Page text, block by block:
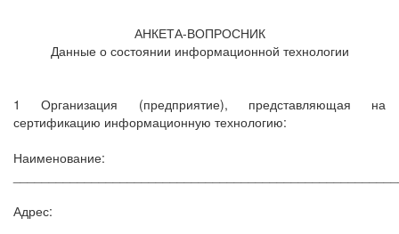
АНКЕТА-ВОПРОСНИК
Данные о состоянии информационной технологии
1 Организация (предприятие), представляющая на
сертификацию информационную технологию:
Наименование:
Адрес: